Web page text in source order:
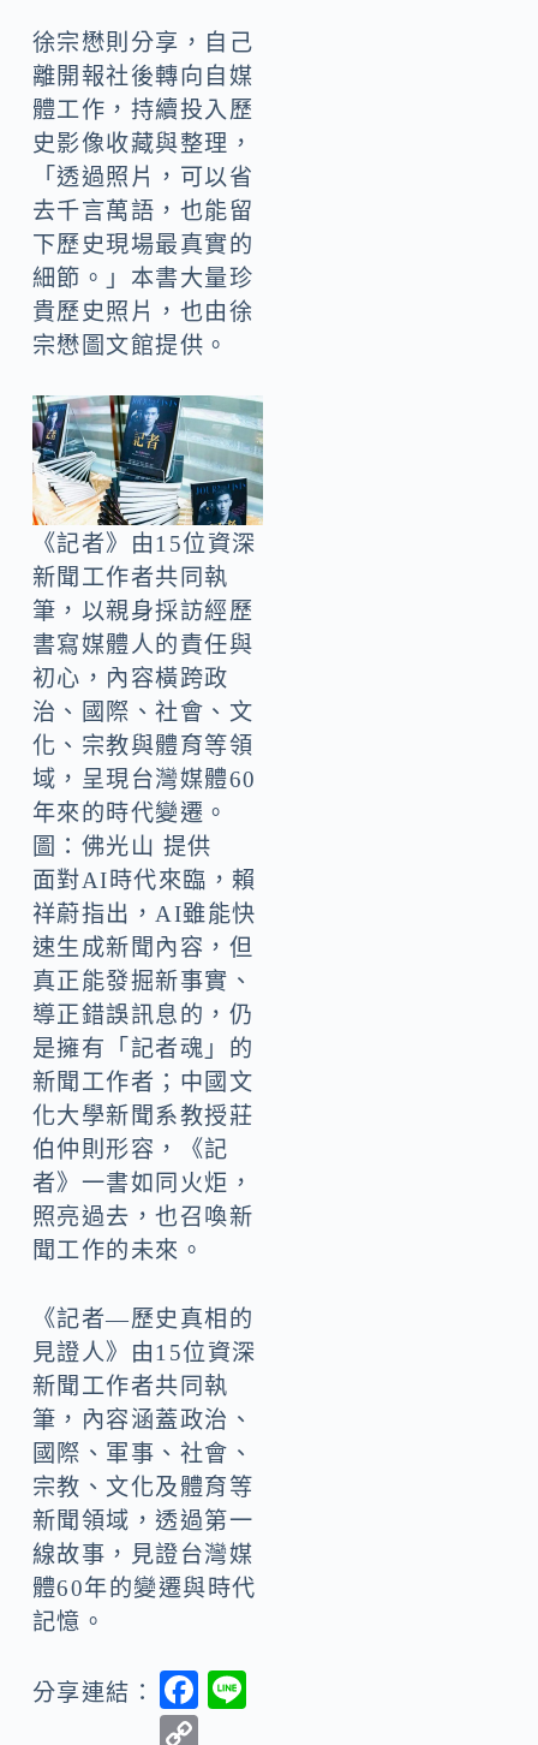
徐宗懋則分享，自己
離開報社後轉向自媒
體工作，持續投入歷
史影像收藏與整理，
「透過照片，可以省
去千言萬語，也能留
下歷史現場最真實的
細節。」本書大量珍
貴歷史照片，也由徐
宗懋圖文館提供。
《記者》由15位資深
新聞工作者共同執
筆，以親身採訪經歷
書寫媒體人的責任與
初心，內容橫跨政
治、國際、社會、文
化、宗教與體育等領
域，呈現台灣媒體60
年來的時代變遷。
圖：佛光山 提供
面對AI時代來臨，賴
祥蔚指出，AI雖能快
速生成新聞內容，但
真正能發掘新事實、
導正錯誤訊息的，仍
是擁有「記者魂」的
新聞工作者；中國文
化大學新聞系教授莊
伯仲則形容，《記
者》一書如同火炬，
照亮過去，也召喚新
聞工作的未來。
《記者—歷史真相的
見證人》由15位資深
新聞工作者共同執
筆，內容涵蓋政治、
國際、軍事、社會、
宗教、文化及體育等
新聞領域，透過第一
線故事，見證台灣媒
體60年的變遷與時代
記憶。
分享連結：
F